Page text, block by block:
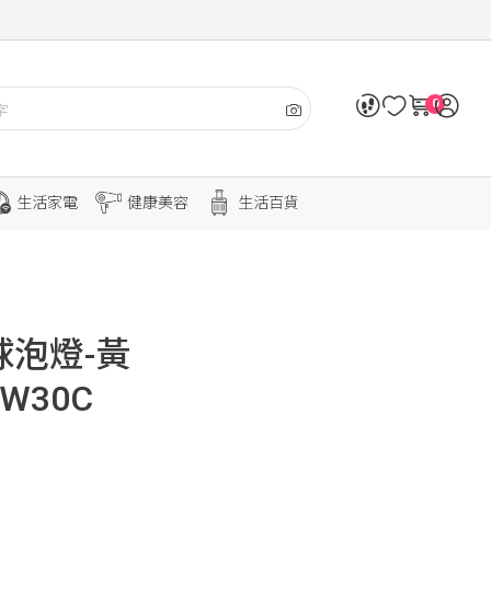
0
生活家電 健康美容 生活百貨
泡燈-黃